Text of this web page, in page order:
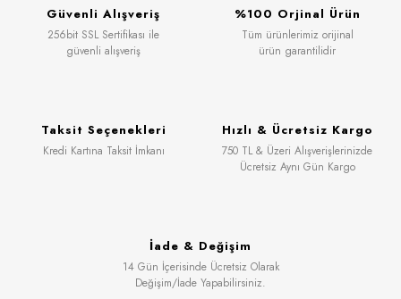
Güvenli Alışveriş
256bit SSL Sertifikası ile
güvenli alışveriş
%100 Orjinal Ürün
Tüm ürünlerimiz orijinal
ürün garantilidir
Taksit Seçenekleri
Kredi Kartına Taksit İmkanı
Hızlı & Ücretsiz Kargo
750 TL & Üzeri Alışverişlerinizde
Ücretsiz Aynı Gün Kargo
İade & Değişim
14 Gün İçerisinde Ücretsiz Olarak
Değişim/İade Yapabilirsiniz.